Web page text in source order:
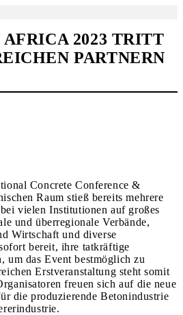
2023 TRITT
PARTNERN
Concrete Conference &
Raum stieß bereits mehrere
vielen Institutionen auf großes
und überregionale Verbände,
Wirtschaft und diverse
bereit, ihre tatkräftige
um das Event bestmöglich zu
Erstveranstaltung steht somit
freuen sich auf die neue
die produzierende Betonindustrie